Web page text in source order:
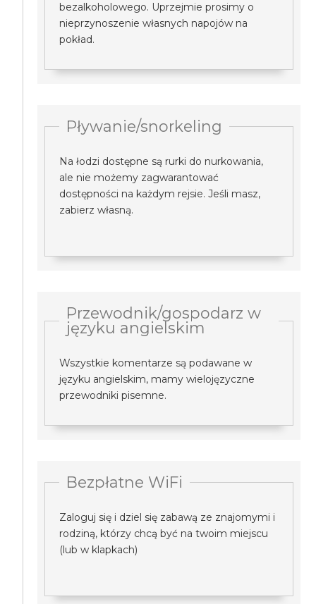
bezalkoholowego. Uprzejmie prosimy o
nieprzynoszenie własnych napojów na
pokład.
Pływanie/snorkeling
Na łodzi dostępne są rurki do nurkowania,
ale nie możemy zagwarantować
dostępności na każdym rejsie. Jeśli masz,
zabierz własną.
Przewodnik/gospodarz w
języku angielskim
Wszystkie komentarze są podawane w
języku angielskim, mamy wielojęzyczne
przewodniki pisemne.
Bezpłatne WiFi
Zaloguj się i dziel się zabawą ze znajomymi i
rodziną, którzy chcą być na twoim miejscu
(lub w klapkach)